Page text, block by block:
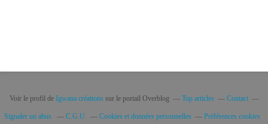
Voir le profil de Igwana créationssur le portail Overblog Top articles Contact
Signaler un abus C.G.U. Cookies et données personnelles Préférences cookies